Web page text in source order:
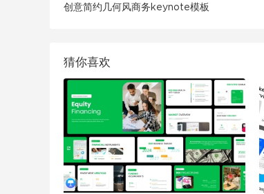
创意简约几何风商务keynote模板
猜你喜欢